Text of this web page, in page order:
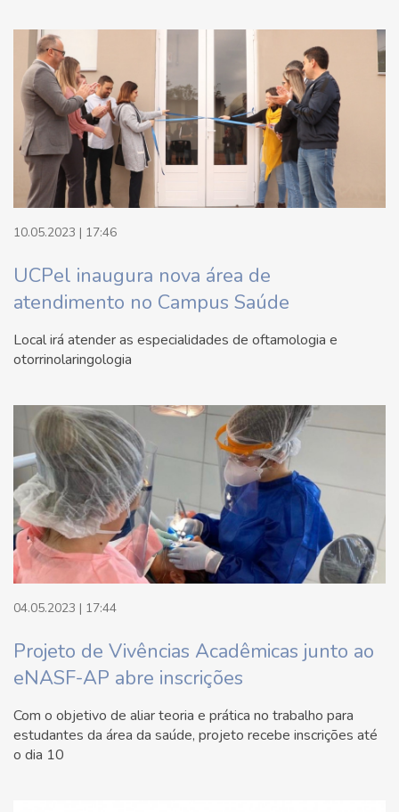
10.05.2023 | 17:46
UCPel inaugura nova área de
atendimento no Campus Saúde
Local irá atender as especialidades de oftamologia e
otorrinolaringologia
04.05.2023 | 17:44
Projeto de Vivências Acadêmicas junto ao
eNASF-AP abre inscrições
Com o objetivo de aliar teoria e prática no trabalho para
estudantes da área da saúde, projeto recebe inscrições até
o dia 10